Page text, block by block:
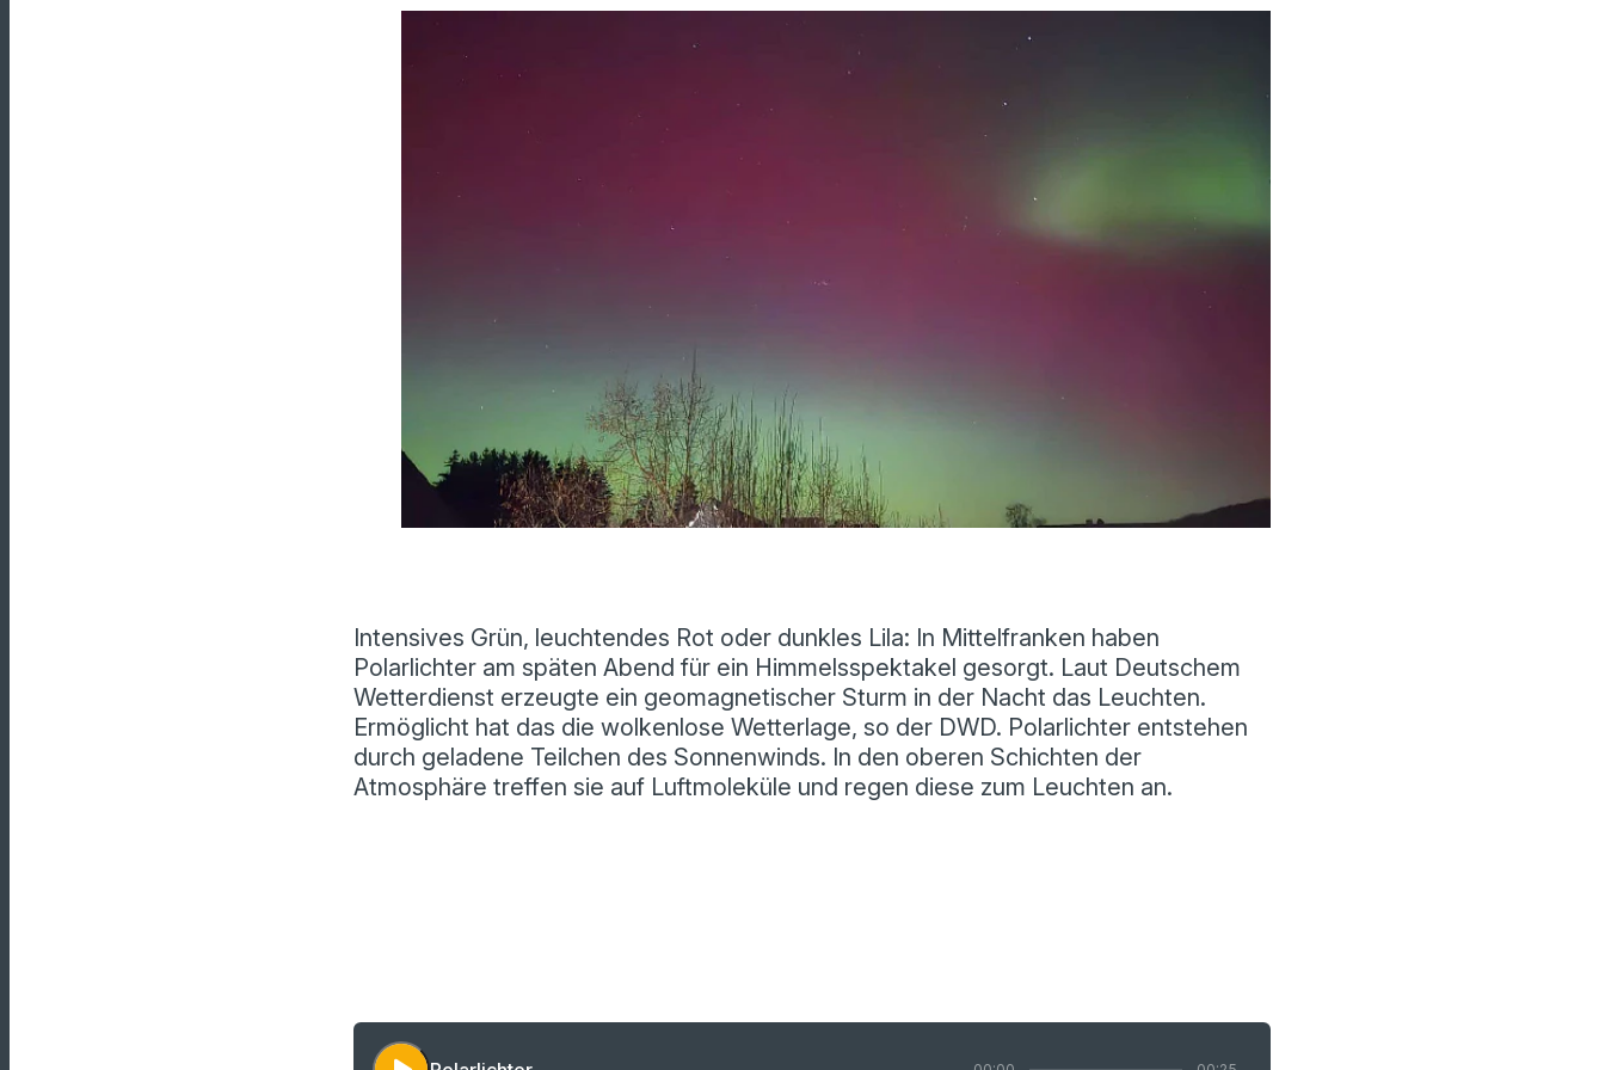
Intensives Grün, leuchtendes Rot oder dunkles Lila: In Mittelfranken haben
Polarlichter am späten Abend für ein Himmelsspektakel gesorgt. Laut Deutschem
Wetterdienst erzeugte ein geomagnetischer Sturm in der Nacht das Leuchten.
Ermöglicht hat das die wolkenlose Wetterlage, so der DWD. Polarlichter entstehen
durch geladene Teilchen des Sonnenwinds. In den oberen Schichten der
Atmosphäre treffen sie auf Luftmoleküle und regen diese zum Leuchten an.